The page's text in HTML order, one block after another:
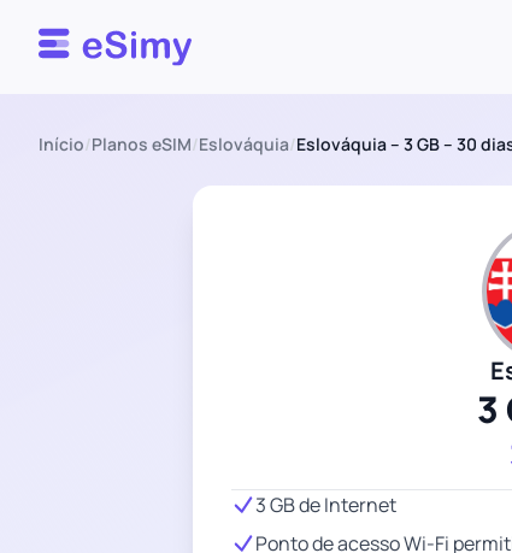
Esimy
Início/Planos eSIM/Eslováquia/Eslováquia – 3 GB – 30
3
3 GB de Internet
Ponto de acesso Wi-Fi